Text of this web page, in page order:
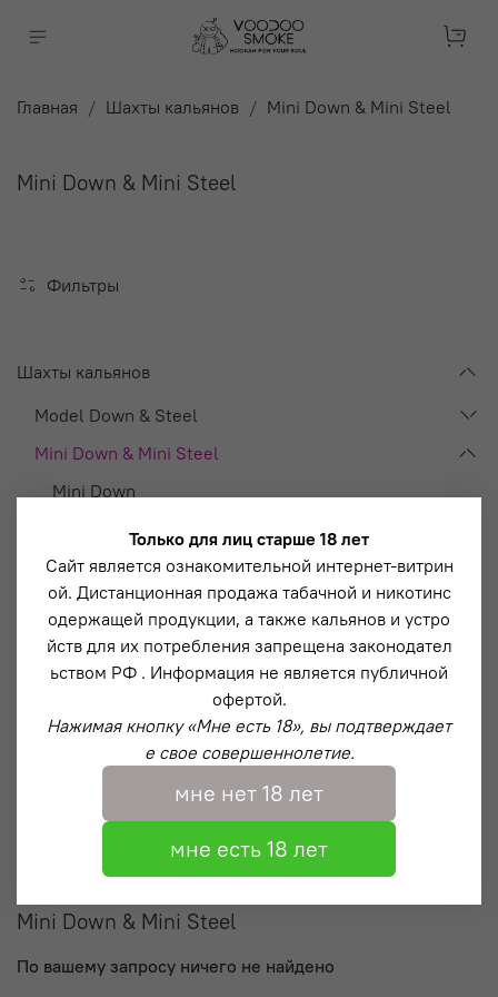
Главная Шахты кальянов Mini Down & Mini Steel
Mini Down & Mini Steel
Фильтры
Mini Down & Mini Steel
По вашему запросу ничего не найдено
Шахты кальянов
Model Down & Steel
Mini Down & Mini Steel
Mini Down
Mini Steel Down
Pro & Steel Matte
Аксессуары
Только для лиц старше 18 лет
Сайт является ознакомительной интернет-витрин
ой. Дистанционная продажа табачной и никотинс
одержащей продукции, а также кальянов и устро
йств для их потребления запрещена законодател
ьством РФ . Информация не является публичной
офертой.
Нажимая кнопку «Мне есть 18», вы подтверждает
е свое совершеннолетие.
мне нет 18 лет
мне есть 18 лет